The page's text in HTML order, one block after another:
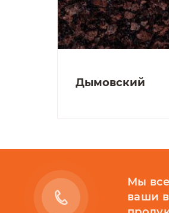
Дымовский
Мы
ваши